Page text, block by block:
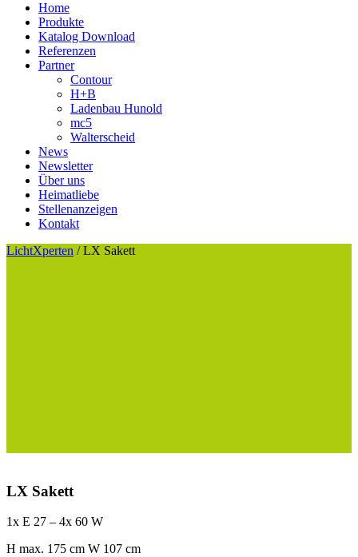
Home
Produkte
Katalog Download
Referenzen
Partner
Contour
H+B
Ladenbau Hunold
mc5
Walterscheid
News
Newsletter
Über uns
Heimatliebe
Stellenanzeigen
Kontakt
LichtXperten /LX Sakett
LX Sakett
1x E 27 – 4x 60 W
H max. 175 cm W 107 cm